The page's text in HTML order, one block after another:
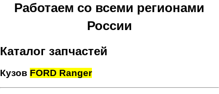
Работаем со всеми регионами
России
Каталог запчастей
Кузов FORD Ranger